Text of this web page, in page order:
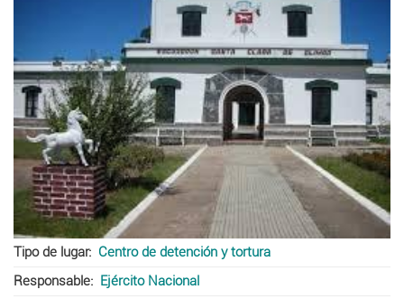
Tipo de lugar
Centro de detención y tortura
Responsable
Ejército Nacional